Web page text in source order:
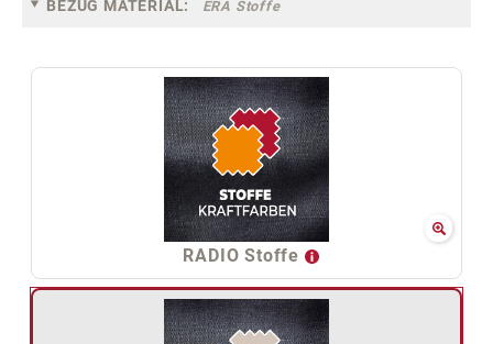
BEZUG MATERIAL: ERA Stoffe
RADIO Stoffe